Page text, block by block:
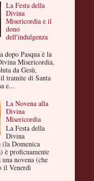
La Festa della
Divina
Misericordia e il
dono
dell'indulgenza
dopo Pasqua è la
Misericordia.
da Gesù,
tramite di Santa
e...
La Novena alla
Divina
Misericordia
La Festa della
Divina
Domenica
è proficuamente
una novena (che
il Venerdì